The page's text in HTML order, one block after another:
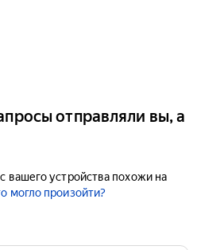
отправляли вы, а
вашего устройства похожи на
могло произойти?